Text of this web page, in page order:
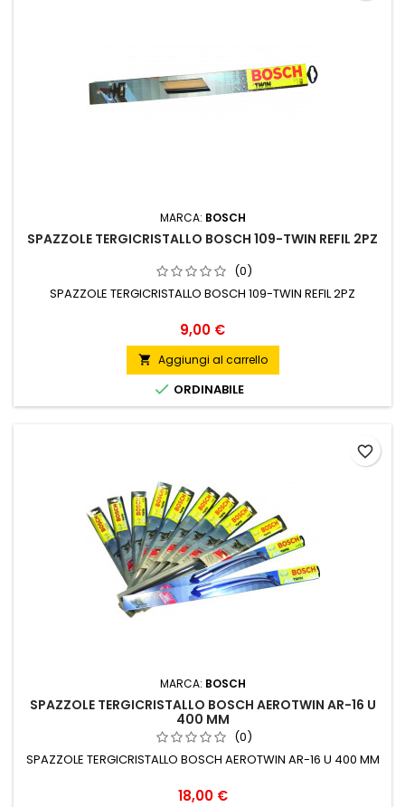
MARCA: BOSCH
SPAZZOLE TERGICRISTALLO BOSCH 109-TWIN REFIL 2PZ
(0)
SPAZZOLE TERGICRISTALLO BOSCH 109-TWIN REFIL 2PZ
Prezzo
9,00 €
 Aggiungi al carrello
 ORDINABILE
MARCA: BOSCH
SPAZZOLE TERGICRISTALLO BOSCH AEROTWIN AR-16 U
400 MM
(0)
SPAZZOLE TERGICRISTALLO BOSCH AEROTWIN AR-16 U 400 MM
Prezzo
18,00 €
favorite_border